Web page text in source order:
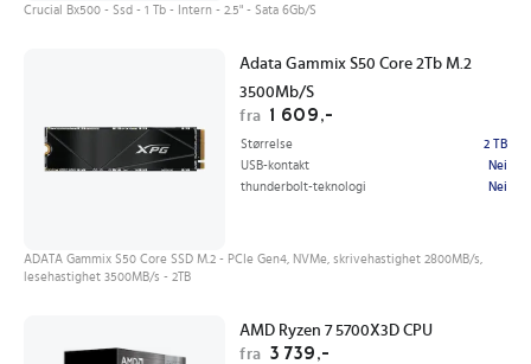
Crucial Bx500 - Ssd - 1 Tb - Intern - 2.5" - Sata 6Gb/S
Adata Gammix S50 Core 2Tb M.2
3500Mb/S
fra 1 609,-
Størrelse
2 TB
USB-kontakt
Nei
thunderbolt-teknologi
Nei
ADATA Gammix S50 Core SSD M.2 - PCIe Gen4, NVMe, skrivehastighet 2800MB/s,
lesehastighet 3500MB/s - 2TB
AMD Ryzen 7 5700X3D CPU
fra 3 739,-